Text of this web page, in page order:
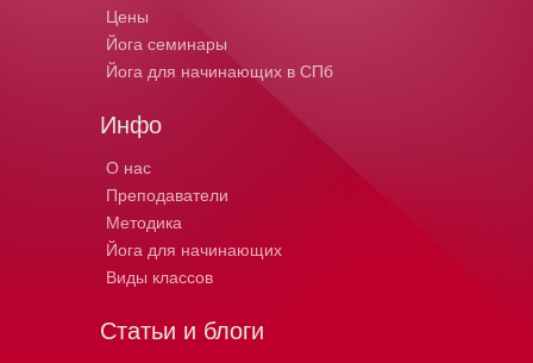
Цены
Йога семинары
Йога для начинающих в СПб
Инфо
О нас
Преподаватели
Методика
Йога для начинающих
Виды классов
Статьи и блоги